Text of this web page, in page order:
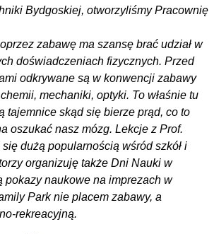
Bydgoskiej, otworzyliśmy Pracownię
zabawę ma szansę brać udział w
doświadczeniach fizycznych. Przed
odkrywane są w konwencji zabawy
mechaniki, optyki. To właśnie tu
tajemnice skąd się bierze prąd, co to
oszukać nasz mózg. Lekcje z Prof.
dużą popularnością wśród szkół i
organizuję także Dni Nauki w
pokazy naukowe na imprezach w
Park nie placem zabawy, a
rekreacyjną.